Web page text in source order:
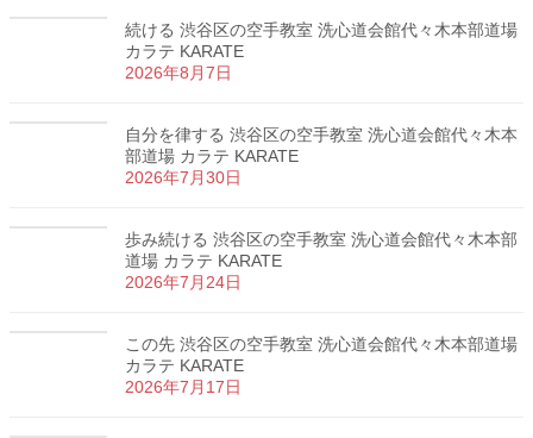
続ける 渋谷区の空手教室 洗心道会館代々木本部道場
カラテ KARATE
2026年8月7日
自分を律する 渋谷区の空手教室 洗心道会館代々木本
部道場 カラテ KARATE
2026年7月30日
歩み続ける 渋谷区の空手教室 洗心道会館代々木本部
道場 カラテ KARATE
2026年7月24日
この先 渋谷区の空手教室 洗心道会館代々木本部道場
カラテ KARATE
2026年7月17日